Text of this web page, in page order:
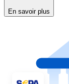
En savoir plus